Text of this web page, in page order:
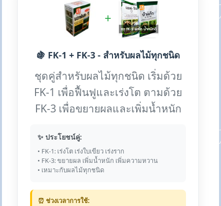
+
🍇 FK-1 + FK-3 - สำหรับผลไม้ทุกชนิด
ชุดคู่สำหรับผลไม้ทุกชนิด เริ่มด้วย
FK-1 เพื่อฟื้นฟูและเร่งโต ตามด้วย
FK-3 เพื่อขยายผลและเพิ่มน้ำหนัก
✨ ประโยชน์คู่:
• FK-1: เร่งโต เร่งใบเขียว เร่งราก
• FK-3: ขยายผล เพิ่มน้ำหนัก เพิ่มความหวาน
• เหมาะกับผลไม้ทุกชนิด
⏰ ช่วงเวลาการใช้: